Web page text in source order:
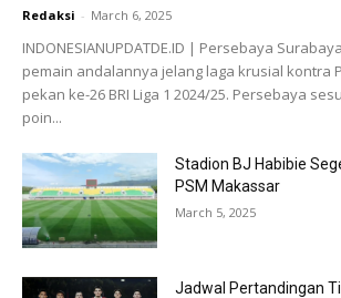
Redaksi - March 6, 2025
INDONESIANUPDATDE.ID | Persebaya
pemain andalannya jelang laga krusial kontra
pekan ke-26 BRI Liga 1 2024/25. Persebaya
poin...
Stadion BJ Habibie
PSM Makassar
March 5, 2025
Jadwal Pertandingan